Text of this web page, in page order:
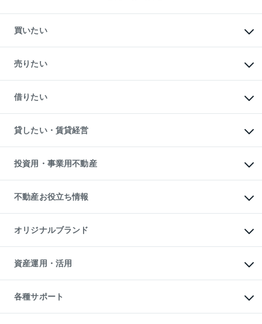
買いたい
新築・分譲マンションの購入
中古マンションの購入
一戸建ての購入
中古一戸建ての購入
不動産購入の流れ
注目キーワード物件特集
購入ガイド
English 繁体中文簡体中文
売りたい
一戸建ての売却・査定
土地の売却・査定
スピードAI査定
不動産査定について
不動産売却の流れ
不動産買換えの流れ
売却ガイド
借りたい
オフィス・店舗の賃貸
借りるときの流れ
借りるガイド
貸したい・賃貸経営
マンション賃料データ
賃貸管理プラン
リロケーションについて
貸すガイド
投資用・事業用不動産
事業用不動産
マンション投資
投資用マンション
アパート経営
収益物件
ビル購入（ビル一棟）
投資用不動産の売却査定
事業用不動産の売却査定
不動産お役立ち情報
マンションライブラリー
人気マンションランキング
暮らしに役立つ不動産メディア
不動産相場・不動産価格情報
不動産コラム・ニュース
不動産用語集
不動産なんでもネット相談室
住まいの税金
オリジナルブランド
一棟リノベーションマンション
L`GENTE（ルジェンテ）
区分リノベーションマンション
投資用一棟レジデンスWELL
不動産小口投資
資産運用・活用
不動産M&A
アセットマネジメント・出資
各種サポート